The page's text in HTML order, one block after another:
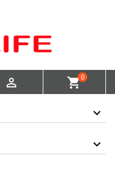
 shopping_cart0